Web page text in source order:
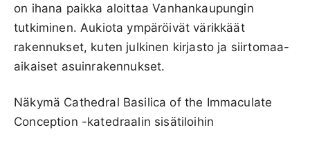
on ihana paikka aloittaa Vanhankaupungin
tutkiminen. Aukiota ympäröivät värikkäät
rakennukset, kuten julkinen kirjasto ja siirtomaa-
aikaiset asuinrakennukset.
Näkymä Cathedral Basilica of the Immaculate
Conception -katedraalin sisätiloihin